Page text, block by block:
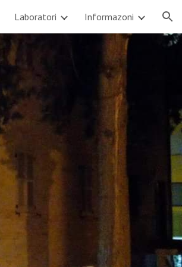
Laboratori Informazoni